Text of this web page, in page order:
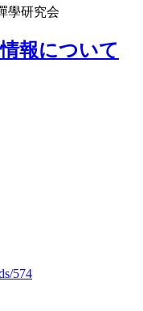
學研究会
報について
574